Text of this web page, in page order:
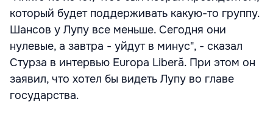
который будет поддерживать какую-то группу.
Шансов у Лупу все меньше. Сегодня они
нулевые, а завтра - уйдут в минус", - сказал
Стурза в интервью Europa Liberă. При этом он
заявил, что хотел бы видеть Лупу во главе
государства.